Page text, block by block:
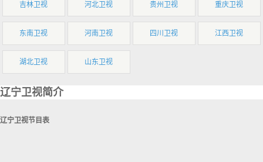
吉林卫视 河北卫视 贵州卫视 重庆卫视
东南卫视 河南卫视 四川卫视 江西卫视
湖北卫视 山东卫视
辽宁卫视简介
辽宁卫视节目表